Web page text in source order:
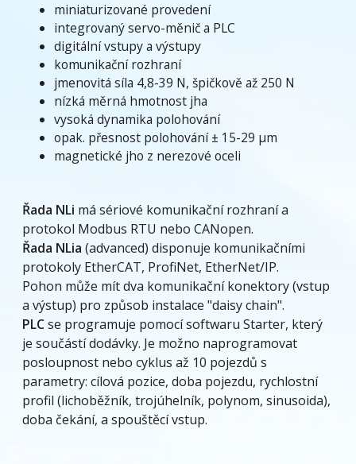
miniaturizované provedení
integrovaný servo-měnič a PLC
digitální vstupy a výstupy
komunikační rozhraní
jmenovitá síla 4,8-39 N, špičkově až 250 N
nízká měrná hmotnost jha
vysoká dynamika polohování
opak. přesnost polohování ± 15-29 μm
magnetické jho z nerezové oceli
Řada NLi má sériové komunikační rozhraní a
protokol Modbus RTU nebo CANopen.
Řada NLia (advanced) disponuje komunikačními
protokoly EtherCAT, ProfiNet, EtherNet/IP.
Pohon může mít dva komunikační konektory (vstup
a výstup) pro způsob instalace "daisy chain".
PLCse programuje pomocí softwaru Starter, který
je součástí dodávky. Je možno naprogramovat
posloupnost nebo cyklus až 10 pojezdů s
parametry: cílová pozice, doba pojezdu, rychlostní
profil (lichoběžník, trojúhelník, polynom, sinusoida),
doba čekání, a spouštěcí vstup.